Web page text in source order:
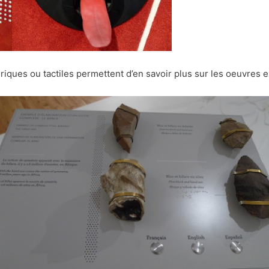
ou tactiles permettent d’en savoir plus sur les oeuvres